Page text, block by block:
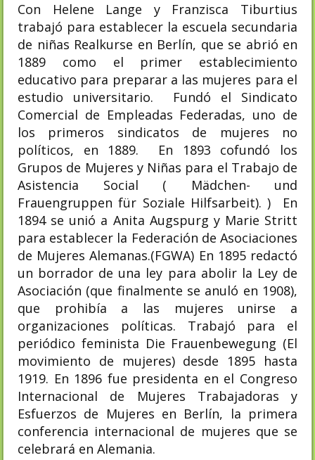
Con Helene Lange y Franzisca Tiburtius
trabajó para establecer la escuela secundaria
de niñas Realkurse en Berlín, que se abrió en
1889 como el primer establecimiento
educativo para preparar a las mujeres para el
estudio universitario. Fundó el Sindicato
Comercial de Empleadas Federadas, uno de
los primeros sindicatos de mujeres no
políticos, en 1889. En 1893 cofundó los
Grupos de Mujeres y Niñas para el Trabajo de
Asistencia Social ( Mädchen- und
Frauengruppen für Soziale Hilfsarbeit). ) En
1894 se unió a Anita Augspurg y Marie Stritt
para establecer la Federación de Asociaciones
de Mujeres Alemanas.(FGWA) En 1895 redactó
un borrador de una ley para abolir la Ley de
Asociación (que finalmente se anuló en 1908),
que prohibía a las mujeres unirse a
organizaciones políticas. Trabajó para el
periódico feminista Die Frauenbewegung (El
movimiento de mujeres) desde 1895 hasta
1919. En 1896 fue presidenta en el Congreso
Internacional de Mujeres Trabajadoras y
Esfuerzos de Mujeres en Berlín, la primera
conferencia internacional de mujeres que se
celebrará en Alemania.